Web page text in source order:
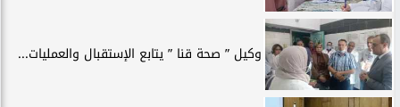
وكيل ” صحة قنا ” يتابع الإستقبال والعمليات...